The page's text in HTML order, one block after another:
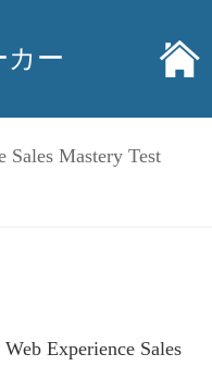
カー
Sales Mastery Test
Experience Sales